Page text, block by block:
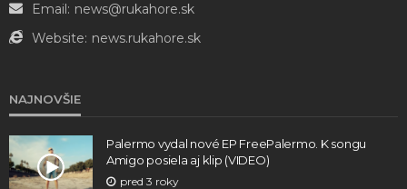
Email: news@rukahore.sk
Website: news.rukahore.sk
NAJNOVŠIE
Palermo vydal nové EP FreePalermo. K songu
Amigo posiela aj klip (VIDEO)
pred 3 roky